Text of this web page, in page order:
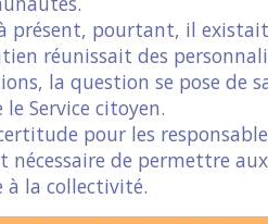
présent, pourtant, il
réunissait des
la question se pose de
le Service citoyen.
pour les
nécessaire de permettre
à la collectivité.